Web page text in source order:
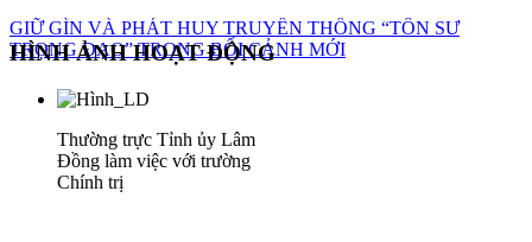
GIỮ GÌN VÀ PHÁT HUY TRUYỀN THỐNG “TÔN SƯ
TRỌNG ĐẠO” TRONG BỐI CẢNH MỚI
HÌNH ẢNH HOẠT ĐỘNG
Thường trực Tỉnh ủy Lâm
Đồng làm việc với trường
Chính trị